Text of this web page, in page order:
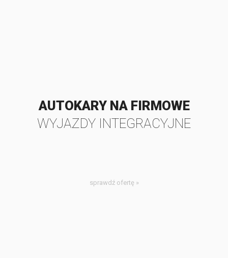
AUTOKARY NA FIRMOWE
WYJAZDY INTEGRACYJNE
sprawdź ofertę »